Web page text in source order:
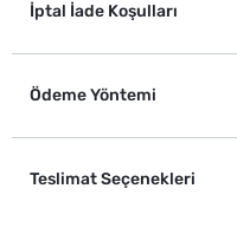
İptal İade Koşulları
Ödeme Yöntemi
Teslimat Seçenekleri